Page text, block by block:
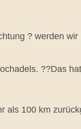
? werden
??Das
als 100 km